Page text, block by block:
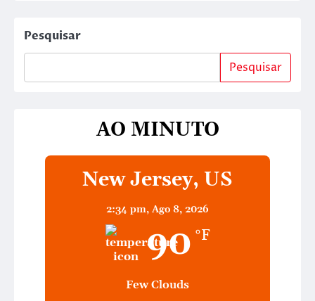
Pesquisar
Pesquisar
AO MINUTO
New Jersey, US
2:34 pm, Ago 8, 2026
90 °F
Few Clouds